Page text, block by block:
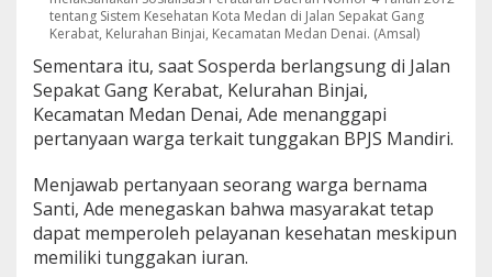
tentang Sistem Kesehatan Kota Medan di Jalan Sepakat Gang
Kerabat, Kelurahan Binjai, Kecamatan Medan Denai. (Amsal)
Sementara itu, saat Sosperda berlangsung di Jalan
Sepakat Gang Kerabat, Kelurahan Binjai,
Kecamatan Medan Denai, Ade menanggapi
pertanyaan warga terkait tunggakan BPJS Mandiri.
Menjawab pertanyaan seorang warga bernama
Santi, Ade menegaskan bahwa masyarakat tetap
dapat memperoleh pelayanan kesehatan meskipun
memiliki tunggakan iuran.